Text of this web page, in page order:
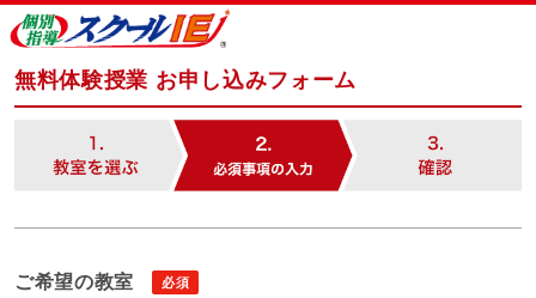
無料体験授業 お申し込みフォーム
ご希望の教室